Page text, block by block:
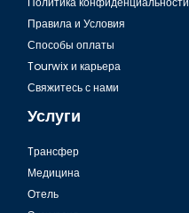
Правила и Условия
Способы оплаты
Tourwix и карьера
Свяжитесь с нами
Услуги
Tрансфер
Медицина
Отель